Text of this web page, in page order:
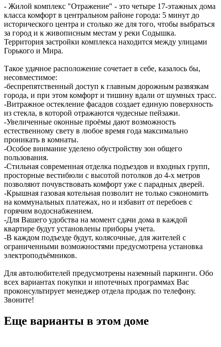
- Жилой комплекс "Отражение" - это четыре 17-этажных дома
класса комфорт в центральном районе города: 5 минут до
исторического центра и столько же для того, чтобы выбраться
за город и к живописным местам у реки Содышка.
Территория застройки комплекса находится между улицами
Горького и Мира.
Такое удачное расположение сочетает в себе, казалось бы,
несовместимое:
-беспрепятственный доступ к главным дорожным развязкам
города, и при этом комфорт и тишину вдали от шумных трасс.
-Витражное остекление фасадов создает единую поверхность
из стекла, в которой отражаются чудесные пейзажи.
-Увеличенные оконные проёмы дают возможность
естественному свету в любое время года максимально
проникать в комнаты.
-Особое внимание уделено обустройству зон общего
пользования.
-Стильная современная отделка подъездов и входных групп,
просторные вестибюли с высотой потолков до 4-х метров
позволяют почувствовать комфорт уже с парадных дверей.
-Крышная газовая котельная позволит не только сэкономить
на коммунальных платежах, но и избавит от перебоев с
горячим водоснабжением.
-Для Вашего удобства на момент сдачи дома в каждой
квартире будут установлены приборы учета.
-В каждом подъезде будут, колясочные, для жителей с
ограниченными возможностями предусмотрена установка
электроподъёмников.
Для автолюбителей предусмотрены наземный паркинги. Обо
всех вариантах покупки и ипотечных программах Вас
проконсультирует менеджер отдела продаж по телефону.
Звоните!
Еще варианты в этом доме